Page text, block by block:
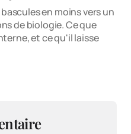
en moins vers un
de biologie. Ce que
et ce qu'il laisse